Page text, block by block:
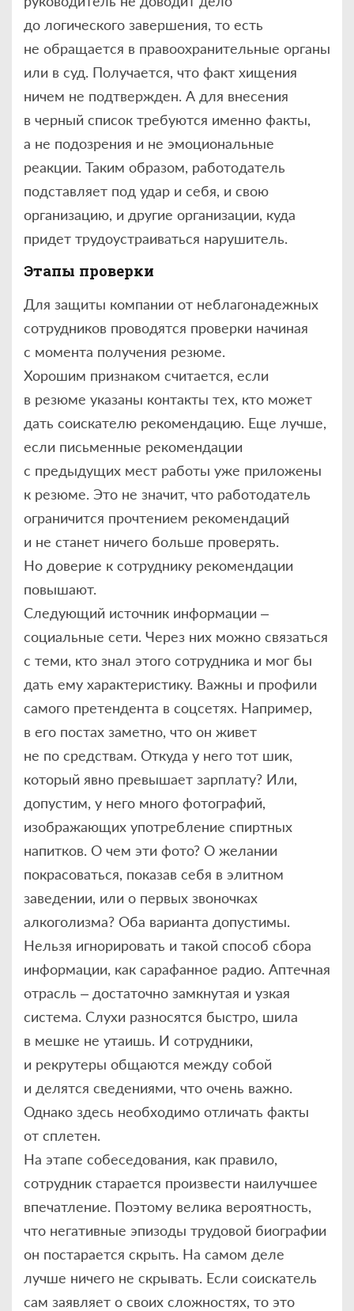
до логического завершения, то есть
не обращается в правоохранительные органы
или в суд. Получается, что факт хищения
ничем не подтвержден. А для внесения
в черный список требуются именно факты,
а не подозрения и не эмоциональные
реакции. Таким образом, работодатель
подставляет под удар и себя, и свою
организацию, и другие организации, куда
придет трудоустраиваться нарушитель.
Этапы проверки
Для защиты компании от неблагонадежных
сотрудников проводятся проверки начиная
с момента получения резюме.
Хорошим признаком считается, если
в резюме указаны контакты тех, кто может
дать соискателю рекомендацию. Еще лучше,
если письменные рекомендации
с предыдущих мест работы уже приложены
к резюме. Это не значит, что работодатель
ограничится прочтением рекомендаций
и не станет ничего больше проверять.
Но доверие к сотруднику рекомендации
повышают.
Следующий источник информации –
социальные сети. Через них можно связаться
с теми, кто знал этого сотрудника и мог бы
дать ему характеристику. Важны и профили
самого претендента в соцсетях. Например,
в его постах заметно, что он живет
не по средствам. Откуда у него тот шик,
который явно превышает зарплату? Или,
допустим, у него много фотографий,
изображающих употребление спиртных
напитков. О чем эти фото? О желании
покрасоваться, показав себя в элитном
заведении, или о первых звоночках
алкоголизма? Оба варианта допустимы.
Нельзя игнорировать и такой способ сбора
информации, как сарафанное радио. Аптечная
отрасль – достаточно замкнутая и узкая
система. Слухи разносятся быстро, шила
в мешке не утаишь. И сотрудники,
и рекрутеры общаются между собой
и делятся сведениями, что очень важно.
Однако здесь необходимо отличать факты
от сплетен.
На этапе собеседования, как правило,
сотрудник старается произвести наилучшее
впечатление. Поэтому велика вероятность,
что негативные эпизоды трудовой биографии
он постарается скрыть. На самом деле
лучше ничего не скрывать. Если соискатель
сам заявляет о своих сложностях, то это